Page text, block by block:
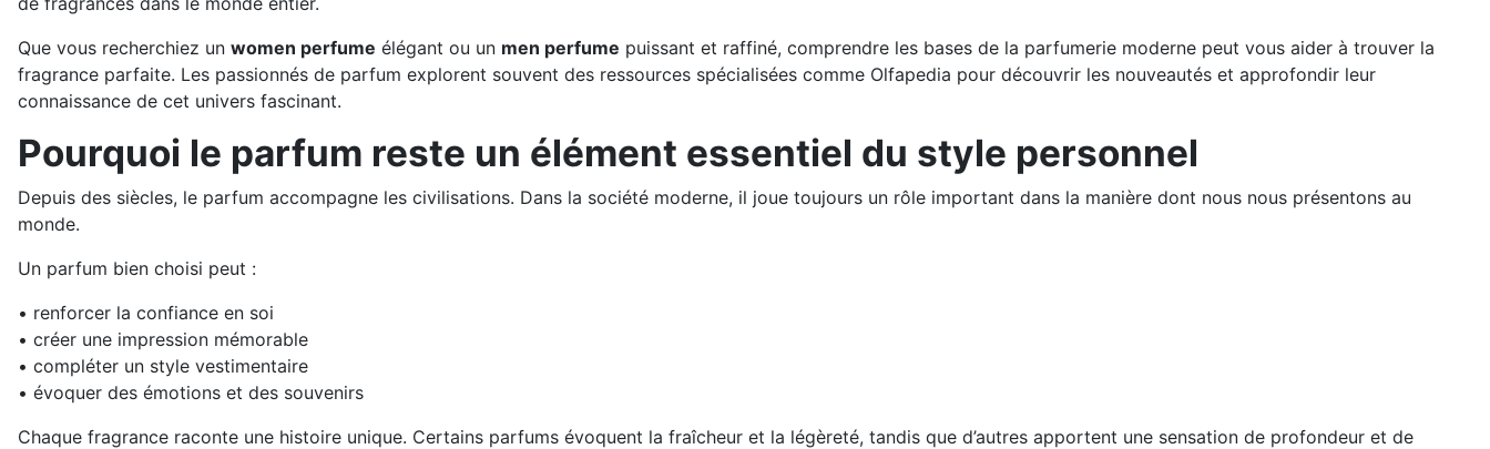
Que vous recherchiez un women perfume élégant ou un men perfume puissant et raffiné, comprendre les bases de la parfumerie moderne peut vous aider à trouver la
fragrance parfaite. Les passionnés de parfum explorent souvent des ressources spécialisées comme Olfapedia pour découvrir les nouveautés et approfondir leur
connaissance de cet univers fascinant.
Pourquoi le parfum reste un élément essentiel du style personnel
Depuis des siècles, le parfum accompagne les civilisations. Dans la société moderne, il joue toujours un rôle important dans la manière dont nous nous présentons au
monde.
Un parfum bien choisi peut :
• renforcer la confiance en soi
• créer une impression mémorable
• compléter un style vestimentaire
• évoquer des émotions et des souvenirs
Chaque fragrance raconte une histoire unique. Certains parfums évoquent la fraîcheur et la légèreté, tandis que d’autres apportent une sensation de profondeur et de